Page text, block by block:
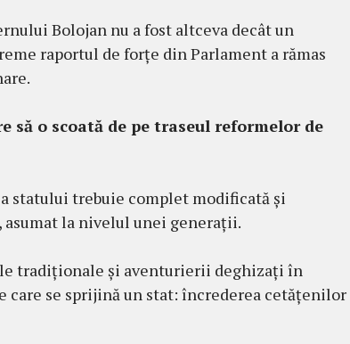
Bolojan nu a fost altceva decât un
raportul de forțe din Parlament a rămas
să o scoată de pe traseul reformelor de
trebuie complet modificată și
asumat la nivelul unei generații.
tradiționale și aventurierii deghizați în
se sprijină un stat: încrederea cetățenilor